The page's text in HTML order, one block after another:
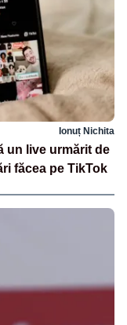
Ionuț Nichita
un live urmărit de
făcea pe TikTok